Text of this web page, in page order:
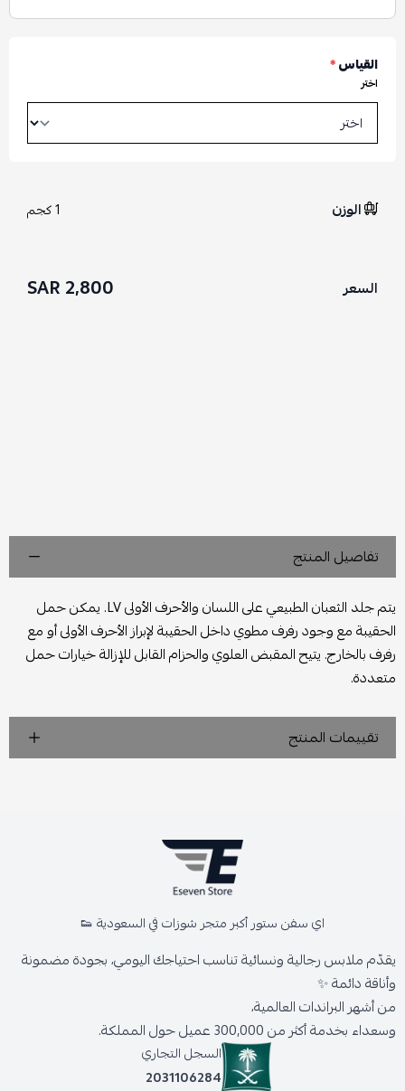
القياس*
اختر
الوزن 1 كجم
السعر 2,800 SAR
تفاصيل المنتج
يتم جلد الثعبان الطبيعي على اللسان والأحرف الأولى LV. يمكن حمل
الحقيبة مع وجود رفرف مطوي داخل الحقيبة لإبراز الأحرف الأولى أو مع
رفرف بالخارج. يتيح المقبض العلوي والحزام القابل للإزالة خيارات حمل
متعددة.
تقييمات المنتج
اي سفن ستور أكبر متجر شوزات في السعودية 👟
يقدّم ملابس رجالية ونسائية تناسب احتياجك اليومي، بجودة مضمونة
وأناقة دائمة ✨
من أشهر البراندات العالمية،
وسعداء بخدمة أكثر من 300,000 عميل حول المملكة.
السجل التجاري
2031106284